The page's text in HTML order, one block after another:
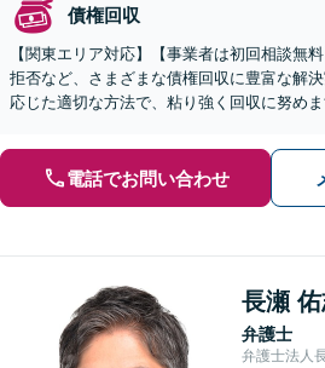
債権回収
【関東エリア対応】【事業者は初回相談無
拒否など、さまざまな債権回収に豊富な解
応じた適切な方法で、粘り強く回収に努め
電話でお問い合わせ
長瀬
弁護士
弁護士法人